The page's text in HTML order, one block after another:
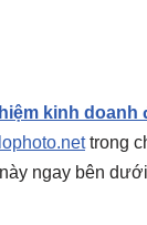
kinh doanh
trong
ngay bên